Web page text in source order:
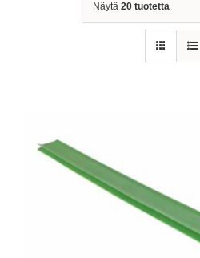
Näytä 20 tuotetta